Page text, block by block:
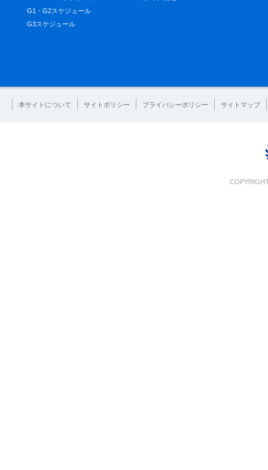
G1・G2スケジュール
G3スケジュール
本サイトについて サイトポリシー プライバシーポリシー サイトマップ